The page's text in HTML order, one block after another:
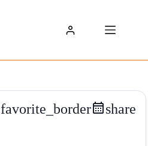
favorite_border share